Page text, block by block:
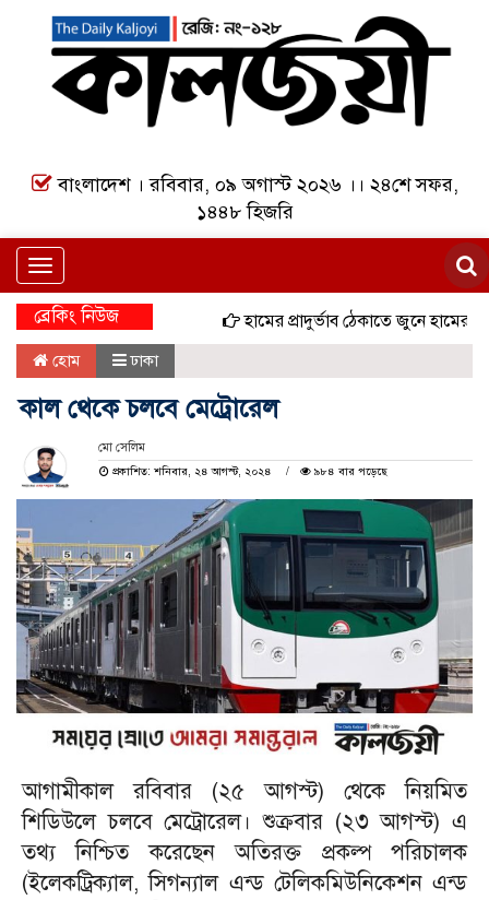
বাংলাদেশ । রবিবার, ০৯ অগাস্ট ২০২৬ ।। ২৪শে সফর,
১৪৪৮ হিজরি
Toggle
navigation
ব্রেকিং নিউজ হামের প্রাদুর্ভাব ঠেকাতে জুনে হামের
হোম ঢাকা
কাল থেকে চলবে মেট্রোরেল
মো সেলিম
প্রকাশিত: শনিবার, ২৪ আগস্ট, ২০২৪
৯৮৪ বার পড়েছে
আগামীকাল রবিবার (২৫ আগস্ট) থেকে নিয়মিত
শিডিউলে চলবে মেট্রোরেল। শুক্রবার (২৩ আগস্ট) এ
তথ্য নিশ্চিত করেছেন অতিরক্ত প্রকল্প পরিচালক
(ইলেকট্রিক্যাল, সিগন্যাল এন্ড টেলিকমিউনিকেশন এন্ড